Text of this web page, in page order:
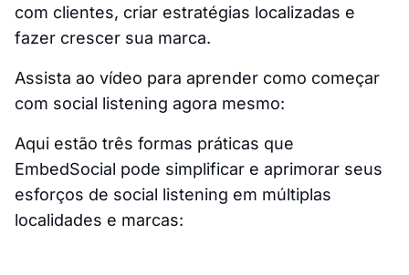
com clientes, criar estratégias localizadas e
fazer crescer sua marca.
Assista ao vídeo para aprender como começar
com social listening agora mesmo:
Aqui estão três formas práticas que
EmbedSocial pode simplificar e aprimorar seus
esforços de social listening em múltiplas
localidades e marcas: